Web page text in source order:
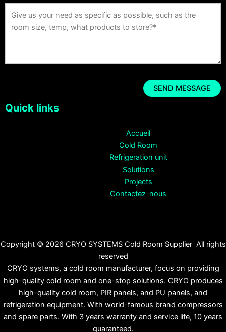
Quick links
Accueil
Cold Room
Refrigeration unit
Solutions
Projects
Contactez-nous
Copyright © 2026 CRYO SYSTEMS Cold Room Supplier All rights
reserved
CRYO systems, a cold room manufacturer, focus on providing
high-quality cold room and one-stop solutions. CRYO produces
high-quality cold room, PIR panels, and PU panels, and
refrigeration equipment. With world-famous brand compressors
and spare parts. With 3 years warranty and service life, 10 years
guaranteed.